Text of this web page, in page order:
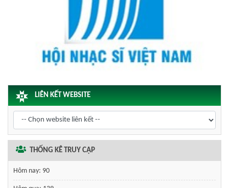
LIÊN KẾT WEBSITE
THỐNG KÊ TRUY CẬP
Hôm nay: 90